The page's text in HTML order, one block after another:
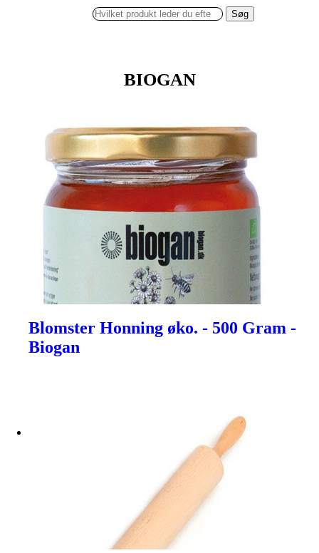
Søg
BIOGAN
Blomster Honning øko. - 500 Gram -
Biogan